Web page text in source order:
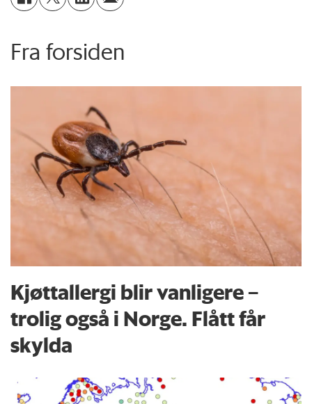
Fra forsiden
Kjøttallergi blir vanligere –
trolig også i Norge. Flått får
skylda